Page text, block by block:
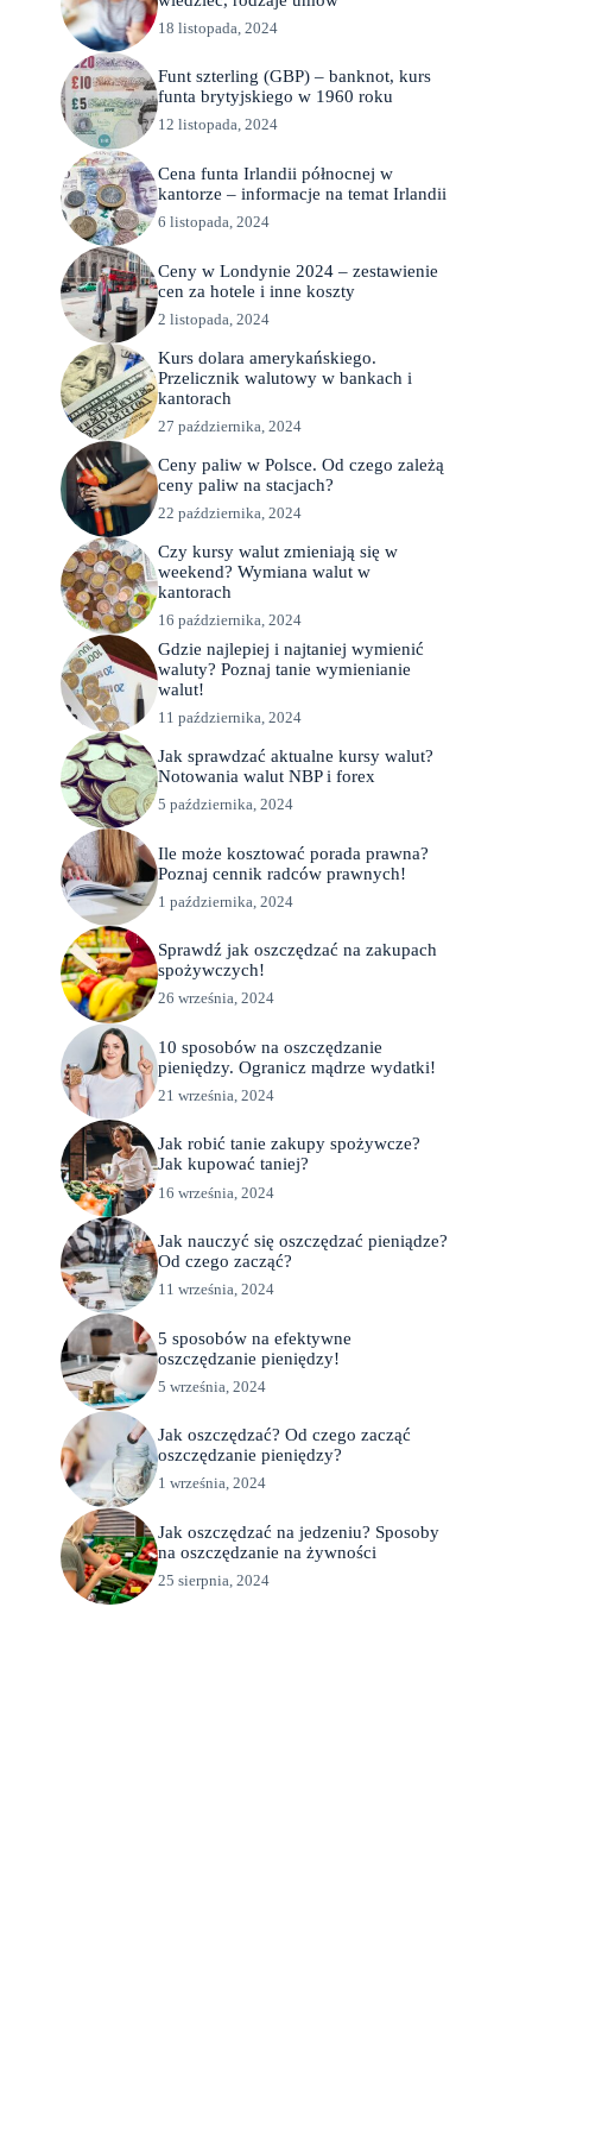
18 listopada, 2024
Funt szterling (GBP) – banknot, kurs
funta brytyjskiego w 1960 roku
12 listopada, 2024
Cena funta Irlandii północnej w
kantorze – informacje na temat Irlandii
6 listopada, 2024
Ceny w Londynie 2024 – zestawienie
cen za hotele i inne koszty
2 listopada, 2024
Kurs dolara amerykańskiego.
Przelicznik walutowy w bankach i
kantorach
27 października, 2024
Ceny paliw w Polsce. Od czego zależą
ceny paliw na stacjach?
22 października, 2024
Czy kursy walut zmieniają się w
weekend? Wymiana walut w
kantorach
16 października, 2024
Gdzie najlepiej i najtaniej wymienić
waluty? Poznaj tanie wymienianie
walut!
11 października, 2024
Jak sprawdzać aktualne kursy walut?
Notowania walut NBP i forex
5 października, 2024
Ile może kosztować porada prawna?
Poznaj cennik radców prawnych!
1 października, 2024
Sprawdź jak oszczędzać na zakupach
spożywczych!
26 września, 2024
10 sposobów na oszczędzanie
pieniędzy. Ogranicz mądrze wydatki!
21 września, 2024
Jak robić tanie zakupy spożywcze?
Jak kupować taniej?
16 września, 2024
Jak nauczyć się oszczędzać pieniądze?
Od czego zacząć?
11 września, 2024
5 sposobów na efektywne
oszczędzanie pieniędzy!
5 września, 2024
Jak oszczędzać? Od czego zacząć
oszczędzanie pieniędzy?
1 września, 2024
Jak oszczędzać na jedzeniu? Sposoby
na oszczędzanie na żywności
25 sierpnia, 2024